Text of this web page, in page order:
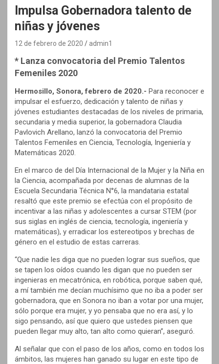
Impulsa Gobernadora talento de
niñas y jóvenes
12 de febrero de 2020 admin1
* Lanza convocatoria del Premio Talentos
Femeniles 2020
Hermosillo, Sonora, febrero de 2020.- Para reconocer e
impulsar el esfuerzo, dedicación y talento de niñas y
jóvenes estudiantes destacadas de los niveles de primaria,
secundaria y media superior, la gobernadora Claudia
Pavlovich Arellano, lanzó la convocatoria del Premio
Talentos Femeniles en Ciencia, Tecnología, Ingeniería y
Matemáticas 2020.
En el marco de del Día Internacional de la Mujer y la Niña en
la Ciencia, acompañada por decenas de alumnas de la
Escuela Secundaria Técnica N°6, la mandataria estatal
resaltó que este premio se efectúa con el propósito de
incentivar a las niñas y adolescentes a cursar STEM (por
sus siglas en inglés de ciencia, tecnología, ingeniería y
matemáticas), y erradicar los estereotipos y brechas de
género en el estudio de estas carreras.
“Que nadie les diga que no pueden lograr sus sueños, que
se tapen los oídos cuando les digan que no pueden ser
ingenieras en mecatrónica, en robótica, porque saben qué,
a mí también me decían muchísimo que no iba a poder ser
gobernadora, que en Sonora no iban a votar por una mujer,
sólo porque era mujer, y yo pensaba que no era así, y lo
sigo pensando, así que quiero que ustedes piensen que
pueden llegar muy alto, tan alto como quieran”, aseguró.
Al señalar que con el paso de los años, como en todos los
ámbitos, las mujeres han ganado su lugar en este tipo de